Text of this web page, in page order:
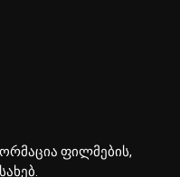
ფილმების,